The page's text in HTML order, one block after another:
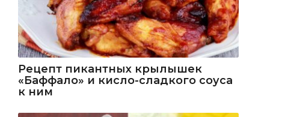
Рецепт пикантных крылышек
«Баффало» и кисло-сладкого соуса
к ним